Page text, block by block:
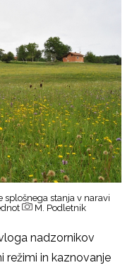
stanja v naravi
M. Podletnik
nadzornikov
režimi in kaznovanje